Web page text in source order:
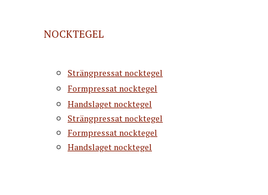
NOCKTEGEL
Strängpressat nocktegel
Formpressat nocktegel
Handslaget nocktegel
Strängpressat nocktegel
Formpressat nocktegel
Handslaget nocktegel